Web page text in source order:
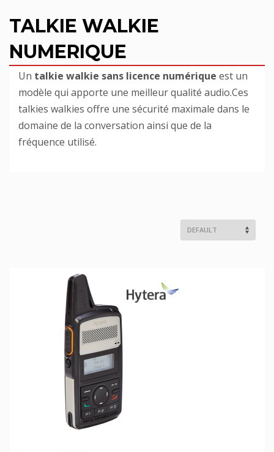
TALKIE WALKIE
NUMERIQUE
Un talkie walkie sans licence numérique est un
modèle qui apporte une meilleur qualité audio.Ces
talkies walkies offre une sécurité maximale dans le
domaine de la conversation ainsi que de la
fréquence utilisé.